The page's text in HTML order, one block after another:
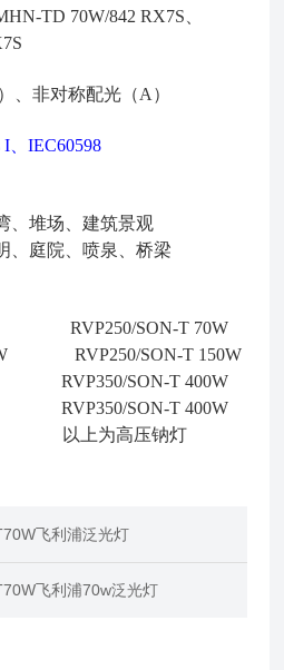
TD 70W/842 RX7S、
、非对称配光（A）
、IEC60598
、堆场、建筑景观
、庭院、喷泉、桥梁
RVP250/SON-T 70W
RVP250/SON-T 150W
RVP350/SON-T 400W
RVP350/SON-T 400W
以上为高压钠灯
飞利浦泛光灯
飞利浦70w泛光灯